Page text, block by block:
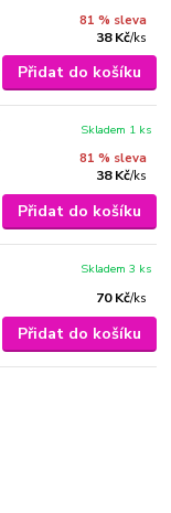
81 % sleva
38 Kč/ks
Přidat do košíku
81 % sleva
38 Kč/ks
Skladem 1 ks
Přidat do košíku
70 Kč/ks
Skladem 3 ks
Přidat do košíku